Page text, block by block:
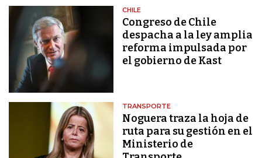
CHILE
Congreso de Chile
despacha a la ley amplia
reforma impulsada por
el gobierno de Kast
TRANSPORTE
Noguera traza la hoja de
ruta para su gestión en el
Ministerio de